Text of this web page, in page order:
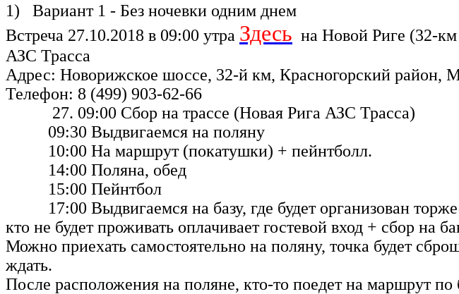
1) Вариант 1 - Без ночевки одним днем
Встреча 27.10.2018 в 09:00 утра Здесь на Новой Риге (32-
АЗС Трасса
Адрес: Новорижское шоссе, 32-й км, Красногорский район,
Телефон: 8 (499) 903-62-66
27. 09:00 Сбор на трассе (Новая Рига АЗС Трасса)
09:30 Выдвигаемся на поляну
10:00 На маршрут (покатушки) + пейнтболл.
14:00 Поляна, обед
15:00 Пейнтбол
17:00 Выдвигаемся на базу, где будет организован
кто не будет проживать оплачивает гостевой вход + сбор на
Можно приехать самостоятельно на поляну, точка будет
ждать.
После расположения на поляне, кто-то поедет на маршрут